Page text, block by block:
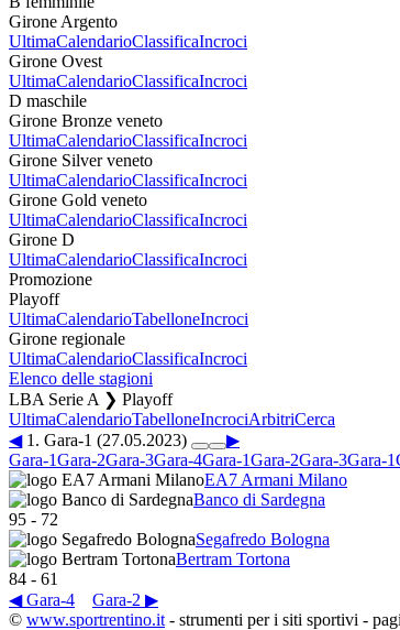
Girone Argento
UltimaCalendarioClassificaIncroci
Girone Ovest
UltimaCalendarioClassificaIncroci
D maschile
Girone Bronze veneto
UltimaCalendarioClassificaIncroci
Girone Silver veneto
UltimaCalendarioClassificaIncroci
Girone Gold veneto
UltimaCalendarioClassificaIncroci
Girone D
UltimaCalendarioClassificaIncroci
Promozione
Playoff
UltimaCalendarioTabelloneIncroci
Girone regionale
UltimaCalendarioClassificaIncroci
Elenco delle stagioni
LBA Serie A ❯ Playoff
UltimaCalendarioTabelloneIncrociArbitriCerca
◀1. Gara-1 (27.05.2023)
▶
Gara-1Gara-2Gara-3Gara-4Gara-1Gara-2Gara-3Gara-1
EA7 Armani Milano
Banco di Sardegna
95 - 72
Segafredo Bologna
Bertram Tortona
84 - 61
◀ Gara-4
Gara-2 ▶
© www.sportrentino.it - strumenti per i siti sportivi -